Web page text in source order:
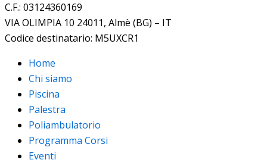
C.F.: 03124360169
VIA OLIMPIA 10 24011, Almè (BG) – IT
Codice destinatario: M5UXCR1
Home
Chi siamo
Piscina
Palestra
Poliambulatorio
Programma Corsi
Eventi